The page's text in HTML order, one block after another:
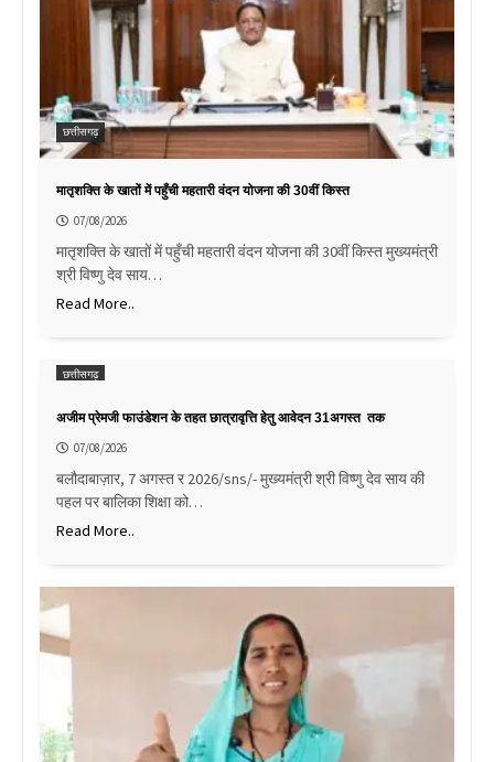
छत्तीसगढ़
मातृशक्ति के खातों में पहुँची महतारी वंदन योजना की 30वीं किस्त
07/08/2026
मातृशक्ति के खातों में पहुँची महतारी वंदन योजना की 30वीं किस्त मुख्यमंत्री
श्री विष्णु देव साय…
Read More..
छत्तीसगढ़
अजीम प्रेमजी फाउंडेशन के तहत छात्रावृत्ति हेतु आवेदन 31अगस्त तक
07/08/2026
बलौदाबाज़ार, 7 अगस्त र 2026/sns/- मुख्यमंत्री श्री विष्णु देव साय की
पहल पर बालिका शिक्षा को…
Read More..